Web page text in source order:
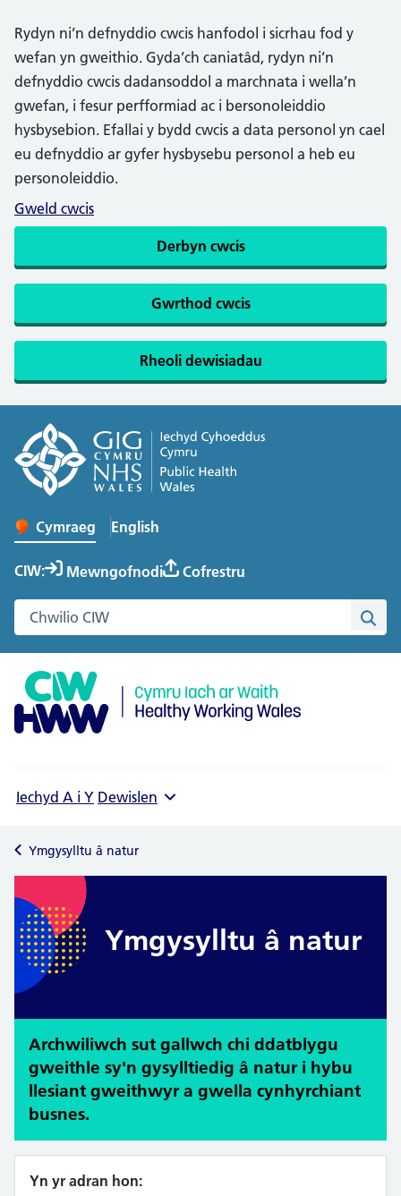
Rydyn ni’n defnyddio cwcis hanfodol i sicrhau fod y
wefan yn gweithio. Gyda’ch caniatâd, rydyn ni’n
defnyddio cwcis dadansoddol a marchnata i wella’n
gwefan, i fesur perfformiad ac i bersonoleiddio
hysbysebion. Efallai y bydd cwcis a data personol yn cael
eu defnyddio ar gyfer hysbysebu personol a heb eu
personoleiddio.
Gweld cwcis
Derbyn cwcis
Gwrthod cwcis
Rheoli dewisiadau
Newid iaith y wefan
Cymraeg English
– Change the language to English
CIW: Mewngofnodi Cofrestru
Chwilio gwefan Cymru Iach ar Waith
Iechyd A i Y Dewislen
Ymgysylltu â natur
Ymgysylltu â natur
Archwiliwch sut gallwch chi ddatblygu
gweithle sy'n gysylltiedig â natur i hybu
llesiant gweithwyr a gwella cynhyrchiant
busnes.
Yn yr adran hon: